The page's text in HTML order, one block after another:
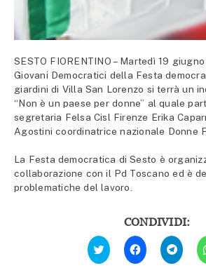
SESTO FIORENTINO – Martedì 19
Giovani Democratici della Festa
giardini di Villa San Lorenzo si terrà un
“Non è un paese per donne” al quale
segretaria Felsa Cisl Firenze Erika
Agostini coordinatrice nazionale Donne
La Festa democratica di Sesto è
collaborazione con il Pd Toscano ed è
problematiche del lavoro.
CONDIVIDI:
Fai
clic
qui
Fai
clic
per
Fai
clic
per